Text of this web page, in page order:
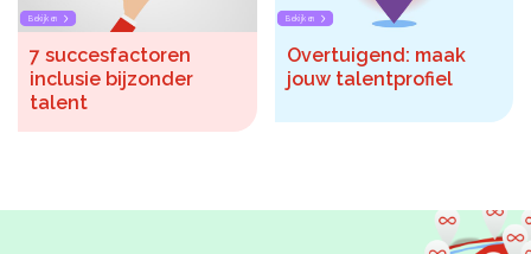
Bekijken
7 succesfactoren
inclusie bijzonder
talent
Bekijken
Overtuigend: maak
jouw talentprofiel